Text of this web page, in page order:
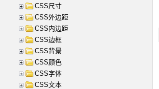
CSS尺寸
CSS外边距
CSS内边距
CSS边框
CSS背景
CSS颜色
CSS字体
CSS文本